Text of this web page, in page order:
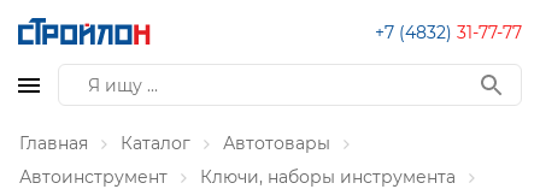
+7 (4832) 31-77-77
Главная Каталог
Автотовары
Автоинструмент
Ключи, наборы инструмента